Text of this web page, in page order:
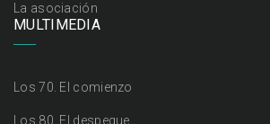
La asociación
MULTIMEDIA
Los 70. El comienzo
Los 80. El despegue